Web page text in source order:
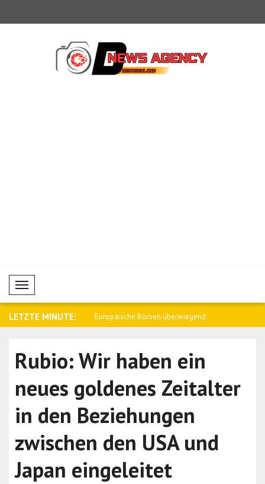
Mobil Menü
LETZTE MINUTE:
an den Europäische Börsen überwiegend Anand: Ich habe
Rubio: Wir haben ein
neues goldenes Zeitalter
in den Beziehungen
zwischen den USA und
Japan eingeleitet